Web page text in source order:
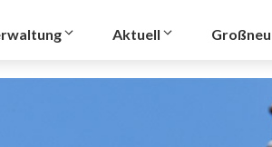
Aktuell